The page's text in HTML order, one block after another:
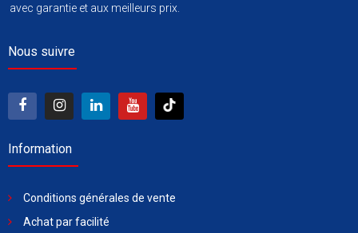
avec garantie et aux meilleurs prix.
Nous suivre
Information
Conditions générales de vente
Achat par facilité